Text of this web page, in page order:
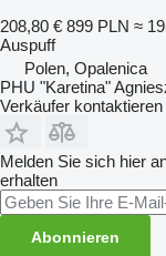
208,80 € 899 PLN ≈
Auspuff
Polen, Opalenica
PHU "Karetina"
Verkäufer kontaktieren
Melden Sie sich hier
erhalten
Abonnieren